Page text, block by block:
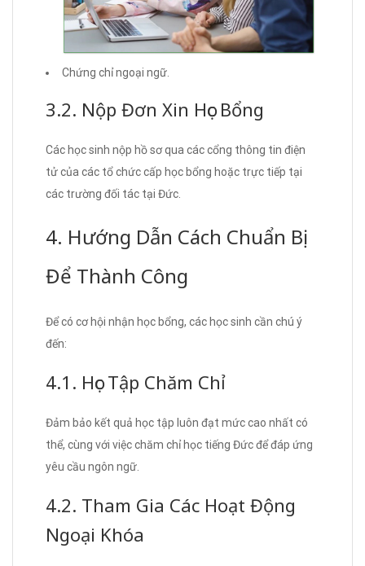
Chứng chỉ ngoại ngữ.
3.2. Nộp Đơn Xin Học Bổng
Các học sinh nộp hồ sơ qua các cổng thông tin điện
tử của các tổ chức cấp học bổng hoặc trực tiếp tại
các trường đối tác tại Đức.
4. Hướng Dẫn Cách Chuẩn Bị
Để Thành Công
Để có cơ hội nhận học bổng, các học sinh cần chú ý
đến:
4.1. Học Tập Chăm Chỉ
Đảm bảo kết quả học tập luôn đạt mức cao nhất có
thể, cùng với việc chăm chỉ học tiếng Đức để đáp ứng
yêu cầu ngôn ngữ.
4.2. Tham Gia Các Hoạt Động
Ngoại Khóa